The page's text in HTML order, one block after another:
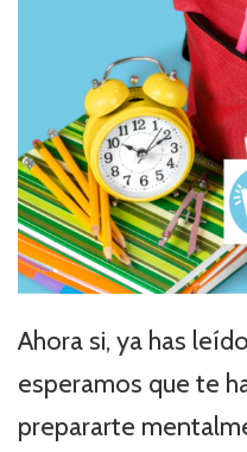
Ahora si, ya has
esperamos que te
prepararte